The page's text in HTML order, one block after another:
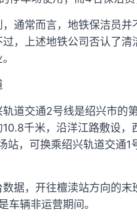
通常而言，地铁保洁员
，上述地铁公司否认了
道交通2号线是绍兴市的
千米，沿洋江路敷设
站，可换乘绍兴轨道交通
据，开往檀渎站方向的
车辆非运营期间。